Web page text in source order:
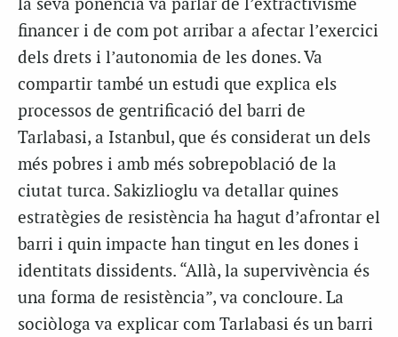
la seva ponència va parlar de l’extractivisme
financer i de com pot arribar a afectar l’exercici
dels drets i l’autonomia de les dones. Va
compartir també un estudi que explica els
processos de gentrificació del barri de
Tarlabasi, a Istanbul, que és considerat un dels
més pobres i amb més sobrepoblació de la
ciutat turca. Sakizlioglu va detallar quines
estratègies de resistència ha hagut d’afrontar el
barri i quin impacte han tingut en les dones i
identitats dissidents. “Allà, la supervivència és
una forma de resistència”, va concloure. La
sociòloga va explicar com Tarlabasi és un barri